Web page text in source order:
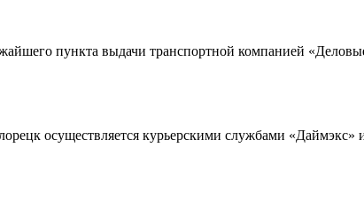
пункта выдачи транспортной компанией
осуществляется курьерскими службами «Даймэкс»